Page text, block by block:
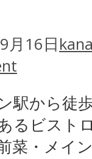
月16日
駅から徒
るビスト
菜・メイ